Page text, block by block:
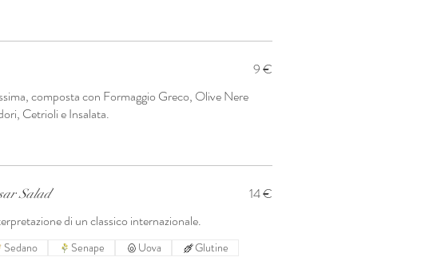
composta con Formaggio Greco, Olive Nere
Cetrioli e Insalata.
9 €
Salad
di un classico internazionale.
14 €
Sedano Senape Uova Glutine